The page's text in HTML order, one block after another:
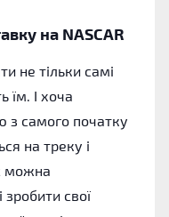
на NASCAR
не тільки самі
їм. І хоча
з самого початку
на треку і
можна
зробити свої